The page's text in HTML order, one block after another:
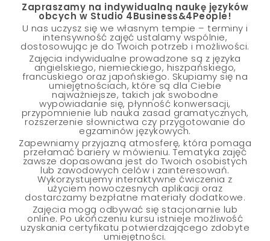
Zapraszamy na indywidualną naukę języków
obcych w Studio 4Business&4People!
U nas uczysz się we własnym tempie – terminy i
intensywność zajęć ustalamy wspólnie,
dostosowując je do Twoich potrzeb i możliwości.
Zajęcia indywidualne prowadzone są z języka
angielskiego, niemieckiego, hiszpańskiego,
francuskiego oraz japońskiego. Skupiamy się na
umiejętnościach, które są dla Ciebie
najważniejsze, takich jak swobodne
wypowiadanie się, płynność konwersacji,
przypomnienie lub nauka zasad gramatycznych,
rozszerzenie słownictwa czy przygotowanie do
egzaminów językowych.
Zapewniamy przyjazną atmosferę, która pomaga
przełamać bariery w mówieniu. Tematyka zajęć
zawsze dopasowana jest do Twoich osobistych
lub zawodowych celów i zainteresowań.
Wykorzystujemy interaktywne ćwiczenia z
użyciem nowoczesnych aplikacji oraz
dostarczamy bezpłatne materiały dodatkowe.
Zajęcia mogą odbywać się stacjonarnie lub
online. Po ukończeniu kursu istnieje możliwość
uzyskania certyfikatu potwierdzającego zdobyte
umiejętności.